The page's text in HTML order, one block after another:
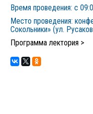
Время проведения: с
Место проведения:
Сокольники» (ул.
Программа лектория >